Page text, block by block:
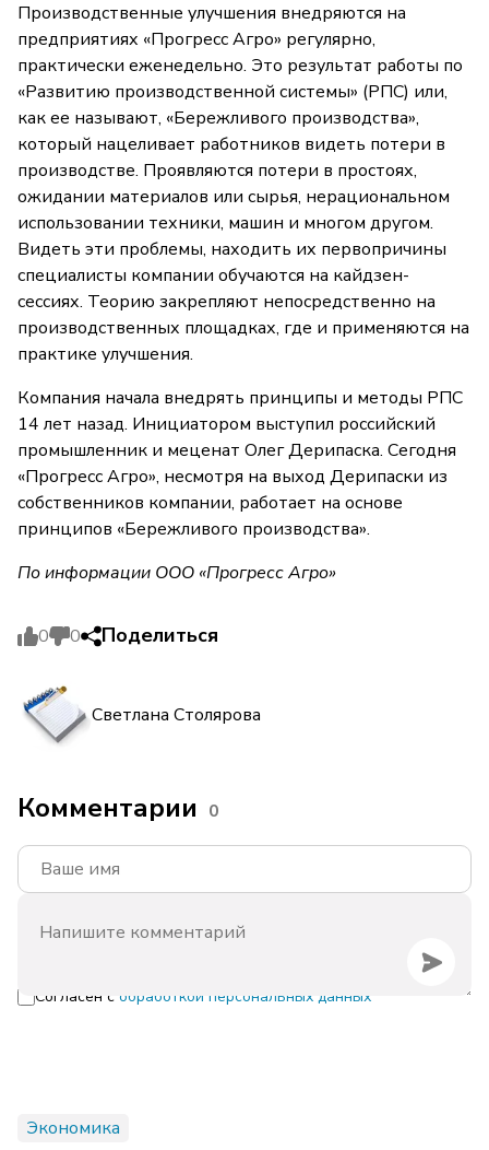
Производственные улучшения внедряются на
предприятиях «Прогресс Агро» регулярно,
практически еженедельно. Это результат работы по
«Развитию производственной системы» (РПС) или,
как ее называют, «Бережливого производства»,
который нацеливает работников видеть потери в
производстве. Проявляются потери в простоях,
ожидании материалов или сырья, нерациональном
использовании техники, машин и многом другом.
Видеть эти проблемы, находить их первопричины
специалисты компании обучаются на кайдзен-
сессиях. Теорию закрепляют непосредственно на
производственных площадках, где и применяются на
практике улучшения.
Компания начала внедрять принципы и методы РПС
14 лет назад. Инициатором выступил российский
промышленник и меценат Олег Дерипаска. Сегодня
«Прогресс Агро», несмотря на выход Дерипаски из
собственников компании, работает на основе
принципов «Бережливого производства».
По информации ООО «Прогресс Агро»
0 0 Поделиться
Светлана Столярова
Комментарии 0
Согласен с обработкой персональных данных
Экономика